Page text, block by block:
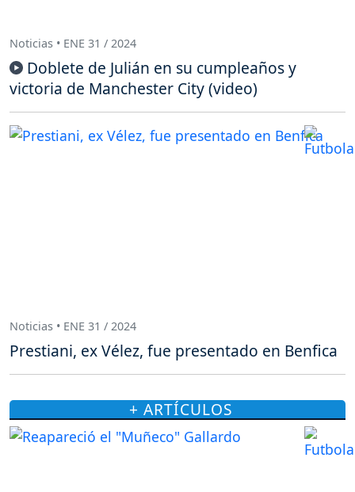
Noticias • ENE 31 / 2024
Doblete de Julián en su cumpleaños y
victoria de Manchester City (video)
Noticias • ENE 31 / 2024
Prestiani, ex Vélez, fue presentado en Benfica
+ ARTÍCULOS